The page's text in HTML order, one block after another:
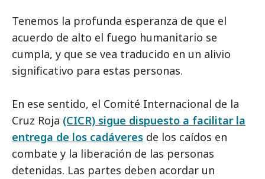
Tenemos la profunda esperanza de que el
acuerdo de alto el fuego humanitario se
cumpla, y que se vea traducido en un alivio
significativo para estas personas.
En ese sentido, el Comité Internacional de la
Cruz Roja (CICR) sigue dispuesto a facilitar la
entrega de los cadáveres de los caídos en
combate y la liberación de las personas
detenidas. Las partes deben acordar un